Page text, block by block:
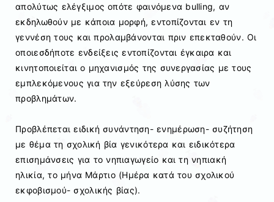
απολύτως ελέγξιμος οπότε φαινόμενα bulling, αν
εκδηλωθούν με κάποια μορφή, εντοπίζονται εν τη
γεννέση τους και προλαμβάνονται πριν επεκταθούν. Οι
οποιεσδήποτε ενδείξεις εντοπίζονται έγκαιρα και
κινητοποιείται ο μηχανισμός της συνεργασίας με τους
εμπλεκόμενους για την εξεύρεση λύσης των
προβλημάτων.
Προβλέπεται ειδική συνάντηση- ενημέρωση- συζήτηση
με θέμα τη σχολική βία γενικότερα και ειδικότερα
επισημάνσεις για το νηπιαγωγείο και τη νηπιακή
ηλικία, το μήνα Μάρτιο (Ημέρα κατά του σχολικού
εκφοβισμού- σχολικής βίας).